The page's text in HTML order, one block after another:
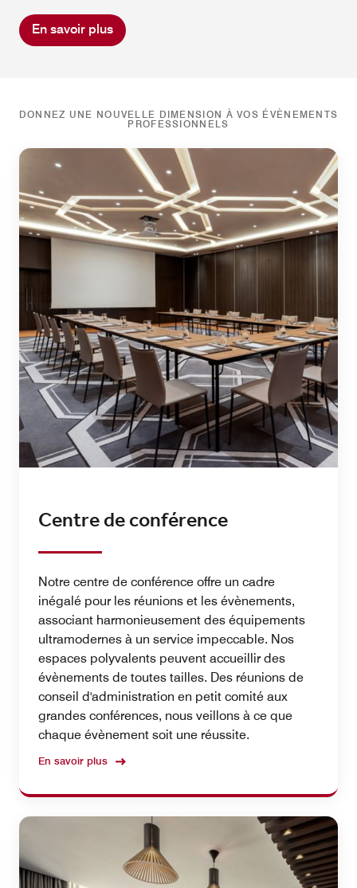
En savoir plus
DONNEZ UNE NOUVELLE DIMENSION À VOS ÉVÈNEMENTS
PROFESSIONNELS
Centre de conférence
Notre centre de conférence offre un cadre
inégalé pour les réunions et les évènements,
associant harmonieusement des équipements
ultramodernes à un service impeccable. Nos
espaces polyvalents peuvent accueillir des
évènements de toutes tailles. Des réunions de
conseil d'administration en petit comité aux
grandes conférences, nous veillons à ce que
chaque évènement soit une réussite.
En savoir plus